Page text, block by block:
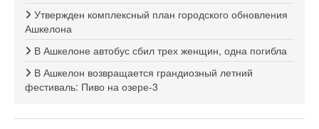
Утвержден комплексный план городского обновления
Ашкелона
В Ашкелоне автобус сбил трех женщин, одна погибла
В Ашкелон возвращается грандиозный летний
фестиваль: Пиво на озере-3